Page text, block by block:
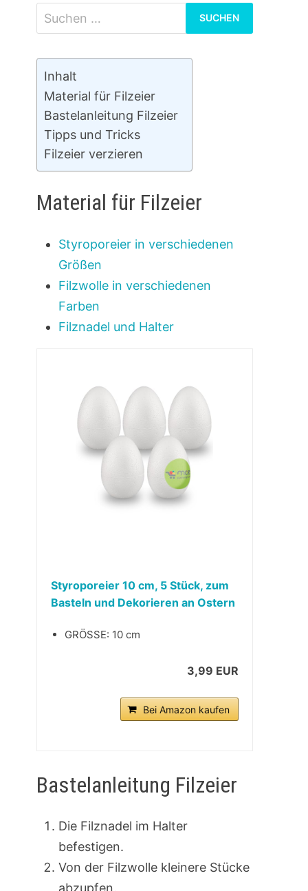
nach:
Inhalt
Material für Filzeier
Bastelanleitung Filzeier
Tipps und Tricks
Filzeier verzieren
Material für Filzeier
Styroporeier in verschiedenen
Größen
Filzwolle in verschiedenen
Farben
Filznadel und Halter
Styroporeier 10 cm, 5 Stück, zum
Basteln und Dekorieren an Ostern
GRÖSSE: 10 cm
3,99 EUR
Bei Amazon kaufen
Bastelanleitung Filzeier
Die Filznadel im Halter
befestigen.
Von der Filzwolle kleinere Stücke
abzupfen.